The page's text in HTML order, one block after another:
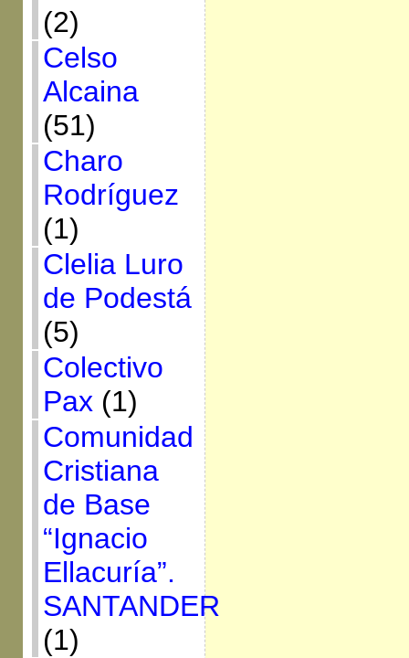
(2)
Celso
Alcaina
(51)
Charo
Rodríguez
(1)
Clelia Luro
de Podestá
(5)
Colectivo
Pax (1)
Comunidad
Cristiana
de Base
“Ignacio
Ellacuría”.
SANTANDER
(1)